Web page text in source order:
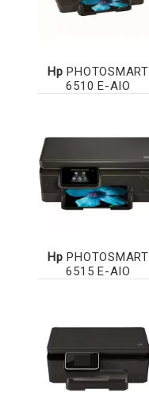
Hp PHOTOSMART
6510 E-AIO
Hp PHOTOSMART
6515 E-AIO